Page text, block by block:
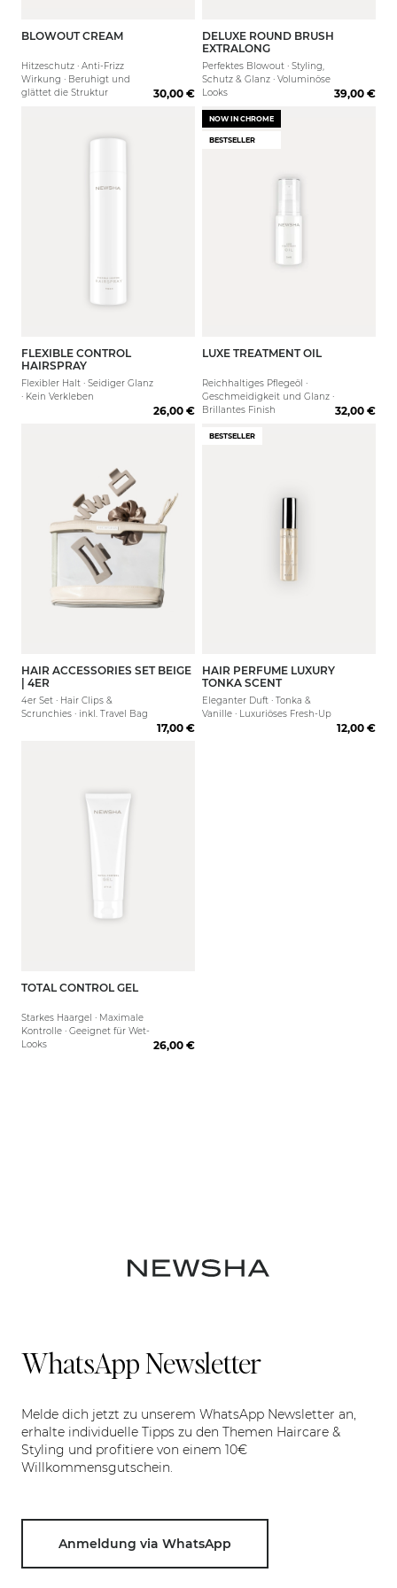
Trocken
Normal
Feuchtigkeitsspendend
Formend
EFFEKT
FILTER
Glanz
Süß / Fruchtig
125 ml
BLOWOUT CREAM
Hitzeschutz · Anti-Frizz
Wirkung · Beruhigt und
glättet die Struktur
30,00 €
33 mm 43 mm
DELUXE ROUND BRUSH
EXTRALONG
Perfektes Blowout · Styling,
Schutz & Glanz · Voluminöse
Looks
39,00 €
300 ml
FLEXIBLE CONTROL
HAIRSPRAY
Flexibler Halt · Seidiger Glanz
· Kein Verkleben
26,00 €
NOW IN CHROME
BESTSELLER
30 ml
LUXE TREATMENT OIL
Reichhaltiges Pflegeöl ·
Geschmeidigkeit und Glanz ·
Brillantes Finish
32,00 €
HAIR ACCESSORIES SET BEIGE
| 4ER
4er Set · Hair Clips &
Scrunchies · inkl. Travel Bag
17,00 €
BESTSELLER
HAIR PERFUME LUXURY
TONKA SCENT
Eleganter Duft · Tonka &
Vanille · Luxuriöses Fresh-Up
12,00 €
125 ml
TOTAL CONTROL GEL
Starkes Haargel · Maximale
Kontrolle · Geeignet für Wet-
Looks
26,00 €
WhatsApp Newsletter
Melde dich jetzt zu unserem WhatsApp Newsletter an,
erhalte individuelle Tipps zu den Themen Haircare &
Styling und profitiere von einem 10€
Willkommensgutschein.
Anmeldung via WhatsApp